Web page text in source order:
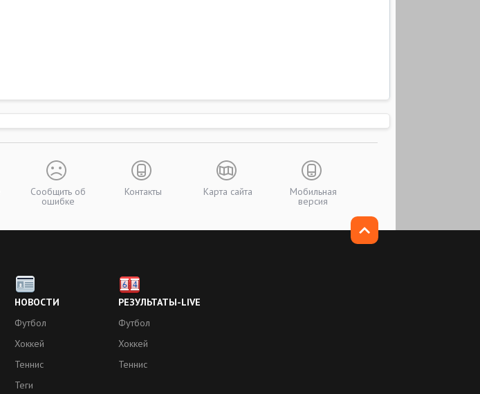
Сообщить об
ошибке
Контакты Карта сайта Мобильная
версия
НОВОСТИ
Футбол
Хоккей
Теннис
Теги
РЕЗУЛЬТАТЫ-LIVE
Футбол
Хоккей
Теннис